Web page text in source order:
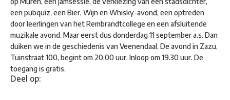
een pubquiz, een Bier, Wijn en Whisky-avond, een optreden
door leerlingen van het Rembrandtcollege en een afsluitende
muzikale avond. Maar eerst dus donderdag 11 september a.s. Dan
duiken we in de geschiedenis van Veenendaal. De avond in Zazu,
Tuinstraat 100, begint om 20.00 uur. Inloop om 19.30 uur. De
toegang is gratis.
Deel op: